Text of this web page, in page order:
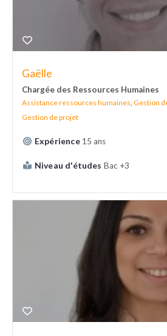
Gaëlle
Chargée des Ressources Humaines
Assistance ressources humaines, Gestion
Gestion de projet
Expérience 15 ans
Niveau d'études Bac +3